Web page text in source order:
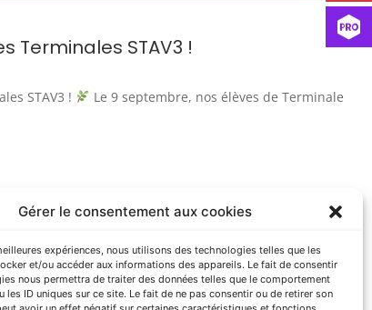
Gérer le consentement aux cookies
expériences, nous utilisons des technologies telles que les
et/ou accéder aux informations des appareils. Le fait de consentir
nous permettra de traiter des données telles que le comportement
les ID uniques sur ce site. Le fait de ne pas consentir ou de retirer son
Terminales STAV3 !
STAV3 !
Le 9 septembre, nos élèves de Terminale
05 65 77 75 00
ses conditions d’utilisation.